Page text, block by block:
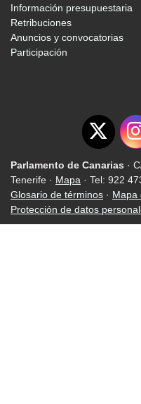
Información presupuestaria
Retribuciones
Anuncios y convocatorias
Participación
Parlamento de Canarias ·
Tenerife · Mapa · Tel: 922
Glosario de términos · Mapa
Protección de datos